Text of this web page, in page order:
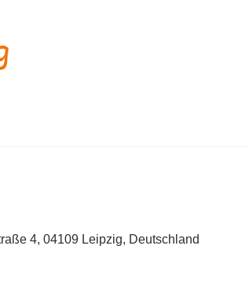
4, 04109 Leipzig, Deutschland